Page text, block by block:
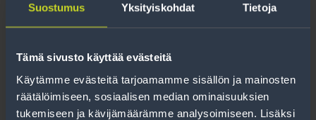
Suostumus Yksityiskohdat Tietoja
Tämä sivusto käyttää evästeitä
Käytämme evästeitä tarjoamamme sisällön ja mainosten
räätälöimiseen, sosiaalisen median ominaisuuksien
tukemiseen ja kävijämäärämme analysoimiseen. Lisäksi
Erikoismerkki E5 010023, jossa